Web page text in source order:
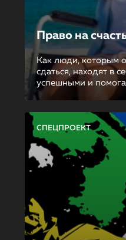
Право на
Как люди, которым
сдаться, находят в
успешными и
СПЕЦПРОЕКТ